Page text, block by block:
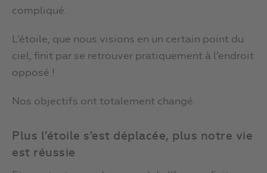
compliqué.
L’étoile, que nous visions en un certain point du
ciel, finit par se retrouver pratiquement à l’endroit
opposé !
Nos objectifs ont totalement changé.
Plus l’étoile s’est déplacée, plus notre vie
est réussie